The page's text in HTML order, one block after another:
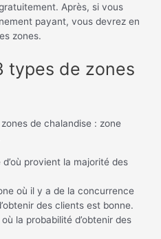
Après, si vous
payant, vous devrez en
zones.
types de zones
de chalandise : zone
provient la majorité des
où il y a de la concurrence
des clients est bonne.
la probabilité d’obtenir des